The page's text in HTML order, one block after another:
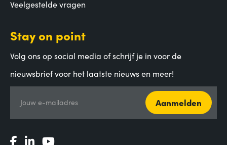
Veelgestelde vragen
Stay on point
Volg ons op social media of schrijf je in voor de
nieuwsbrief voor het laatste nieuws en meer!
Jouw e-mailadres Aanmelden